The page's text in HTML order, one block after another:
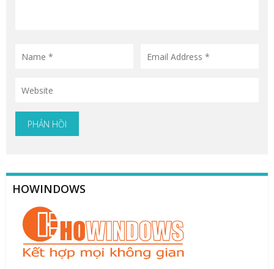
HOWINDOWS